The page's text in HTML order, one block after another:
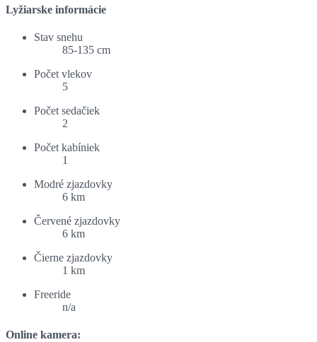
Lyžiarske informácie
Stav snehu
85-135 cm
Počet vlekov
5
Počet sedačiek
2
Počet kabíniek
1
Modré zjazdovky
6 km
Červené zjazdovky
6 km
Čierne zjazdovky
1 km
Freeride
n/a
Online kamera: